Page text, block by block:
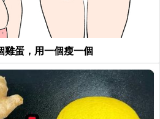
雞蛋，用一個瘦一個